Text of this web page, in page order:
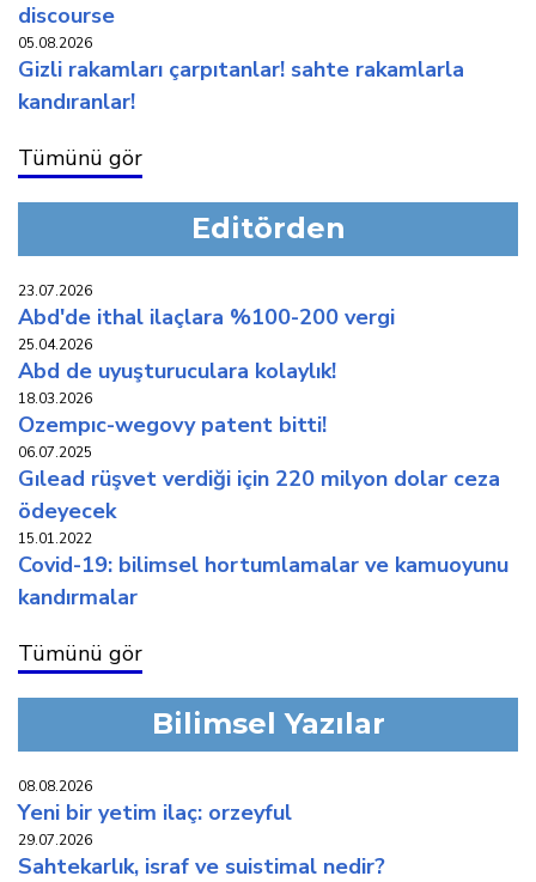
discourse
05.08.2026
gi̇zli̇ rakamlari çarpitanlar! sahte rakamlarla
kandiranlar!
Tümünü gör
Editörden
23.07.2026
abd'de i̇thal i̇laçlara %100-200 vergi̇
25.04.2026
abd de uyuşturuculara kolaylik!
18.03.2026
ozempic-wegovy patent bi̇tti̇!
06.07.2025
gilead rüşvet verdi̇ği̇ i̇çi̇n 220 mi̇lyon dolar ceza
ödeyecek
15.01.2022
covi̇d-19: bi̇li̇msel hortumlamalar ve kamuoyunu
kandirmalar
Tümünü gör
Bilimsel Yazılar
08.08.2026
yeni̇ bi̇r yeti̇m i̇laç: orzeyful
29.07.2026
sahtekarlık, i̇sraf ve suistimal nedir?